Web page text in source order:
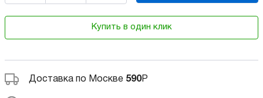
Купить в один клик
Доставка по Москве 590Р